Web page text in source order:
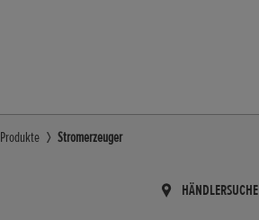
Produkte Stromerzeuger
HÄNDLERSUCHE